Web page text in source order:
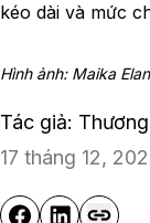
kéo dài và mức
Hình ảnh: Maika Elan
Tác giả:
17 tháng 12,